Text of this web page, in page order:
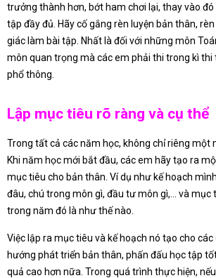
trưởng thành hơn, bớt ham chơi lại, thay vào
tập đầy đủ. Hãy cố gắng rèn luyện bản thân,
giác làm bài tập. Nhất là đối với những môn
môn quan trọng mà các em phải thi trong kì thi
phổ thông.
Lập mục tiêu rõ ràng và cụ thể
Trong tất cả các năm học, không chỉ riêng một
Khi năm học mới bắt đầu, các em hãy tạo ra
mục tiêu cho bản thân. Ví dụ như kế hoạch
đâu, chú trong môn gì, đầu tư môn gì,… và mục
trong năm đó là như thế nào.
Việc lập ra mục tiêu và kế hoạch nó tạo cho
hướng phát triển bản thân, phấn đấu học tập
quả cao hơn nữa. Trong quá trình thực hiện,